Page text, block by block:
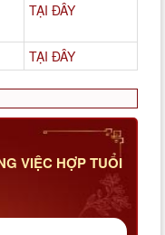
TẠI ĐÂY
TẠI ĐÂY
VIỆC HỢP TUỔI